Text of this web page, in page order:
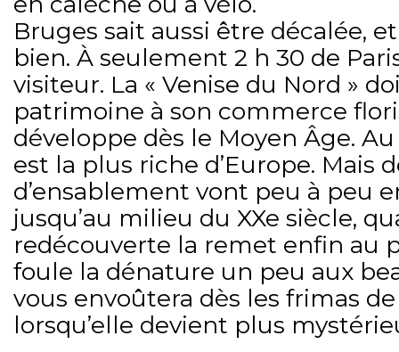
Bruges sait aussi être décalée,
bien. À seulement 2 h 30 de
visiteur. La « Venise du Nord »
patrimoine à son commerce
développe dès le Moyen Âge.
est la plus riche d’Europe. Mais
d’ensablement vont peu à peu
jusqu’au milieu du XXe siècle,
redécouverte la remet enfin au
foule la dénature un peu aux
vous envoûtera dès les frimas
lorsqu’elle devient plus